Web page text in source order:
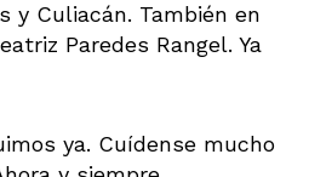
y Culiacán. También en
Paredes Rangel. Ya
ya. Cuídense mucho